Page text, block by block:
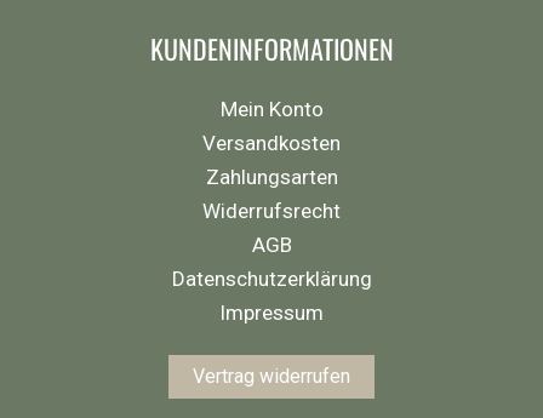
KUNDENINFORMATIONEN
Mein Konto
Versandkosten
Zahlungsarten
Widerrufsrecht
AGB
Datenschutzerklärung
Impressum
Vertrag widerrufen